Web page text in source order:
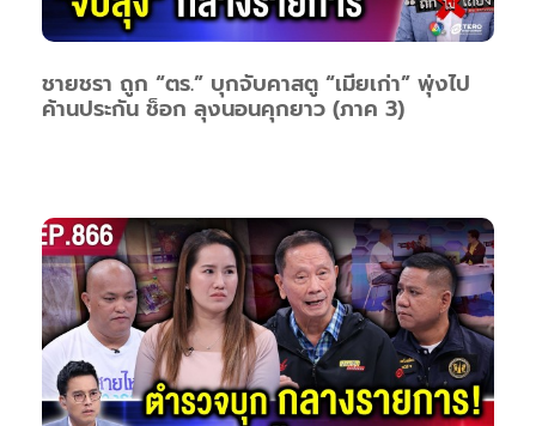
ชายชรา ถูก “ตร.” บุกจับคาสตู “เมียเก่า” พุ่งไป
ค้านประกัน ช็อก ลุงนอนคุกยาว (ภาค 3)